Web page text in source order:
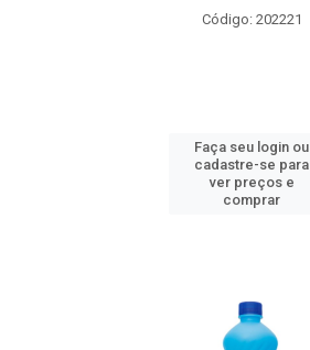
Código: 202221
Faça seu login ou
cadastre-se para
ver preços e
comprar